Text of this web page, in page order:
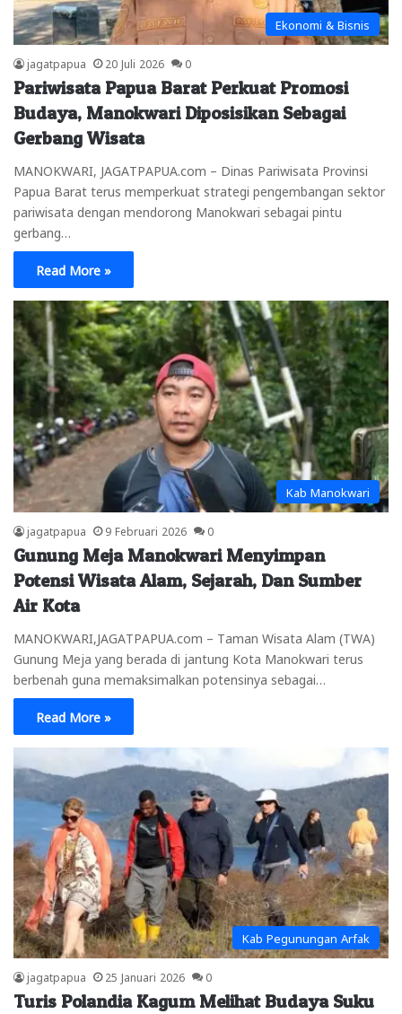
Ekonomi & Bisnis
jagatpapua 20 Juli 2026 0
Pariwisata Papua Barat Perkuat Promosi
Budaya, Manokwari Diposisikan Sebagai
Gerbang Wisata
MANOKWARI, JAGATPAPUA.com – Dinas Pariwisata Provinsi
Papua Barat terus memperkuat strategi pengembangan sektor
pariwisata dengan mendorong Manokwari sebagai pintu
gerbang…
Read More »
Kab Manokwari
jagatpapua 9 Februari 2026 0
Gunung Meja Manokwari Menyimpan
Potensi Wisata Alam, Sejarah, Dan Sumber
Air Kota
MANOKWARI,JAGATPAPUA.com – Taman Wisata Alam (TWA)
Gunung Meja yang berada di jantung Kota Manokwari terus
berbenah guna memaksimalkan potensinya sebagai…
Read More »
Kab Pegunungan Arfak
jagatpapua 25 Januari 2026 0
Turis Polandia Kagum Melihat Budaya Suku